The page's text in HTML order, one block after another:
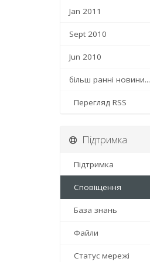
Jan 2011
Sept 2010
Jun 2010
більш ранні новини...
Перегляд RSS
Підтримка
Підтримка
Сповіщення
База знань
Файли
Статус мережі